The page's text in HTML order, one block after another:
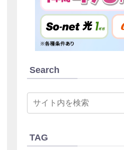
Search
TAG